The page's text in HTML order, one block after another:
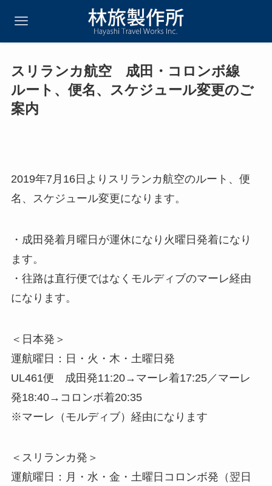
スリランカ航空 成田・コロンボ線
ルート、便名、スケジュール変更のご
案内
2019年7月16日よりスリランカ航空のルート、便
名、スケジュール変更になります。
・成田発着月曜日が運休になり火曜日発着になり
ます。
・往路は直行便ではなくモルディブのマーレ経由
になります。
＜日本発＞
運航曜日：日・火・木・土曜日発
UL461便 成田発11:20→マーレ着17:25／マーレ
発18:40→コロンボ着20:35
※マーレ（モルディブ）経由になります
＜スリランカ発＞
運航曜日：月・水・金・土曜日コロンボ発（翌日